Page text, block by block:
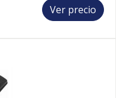
Ver precio